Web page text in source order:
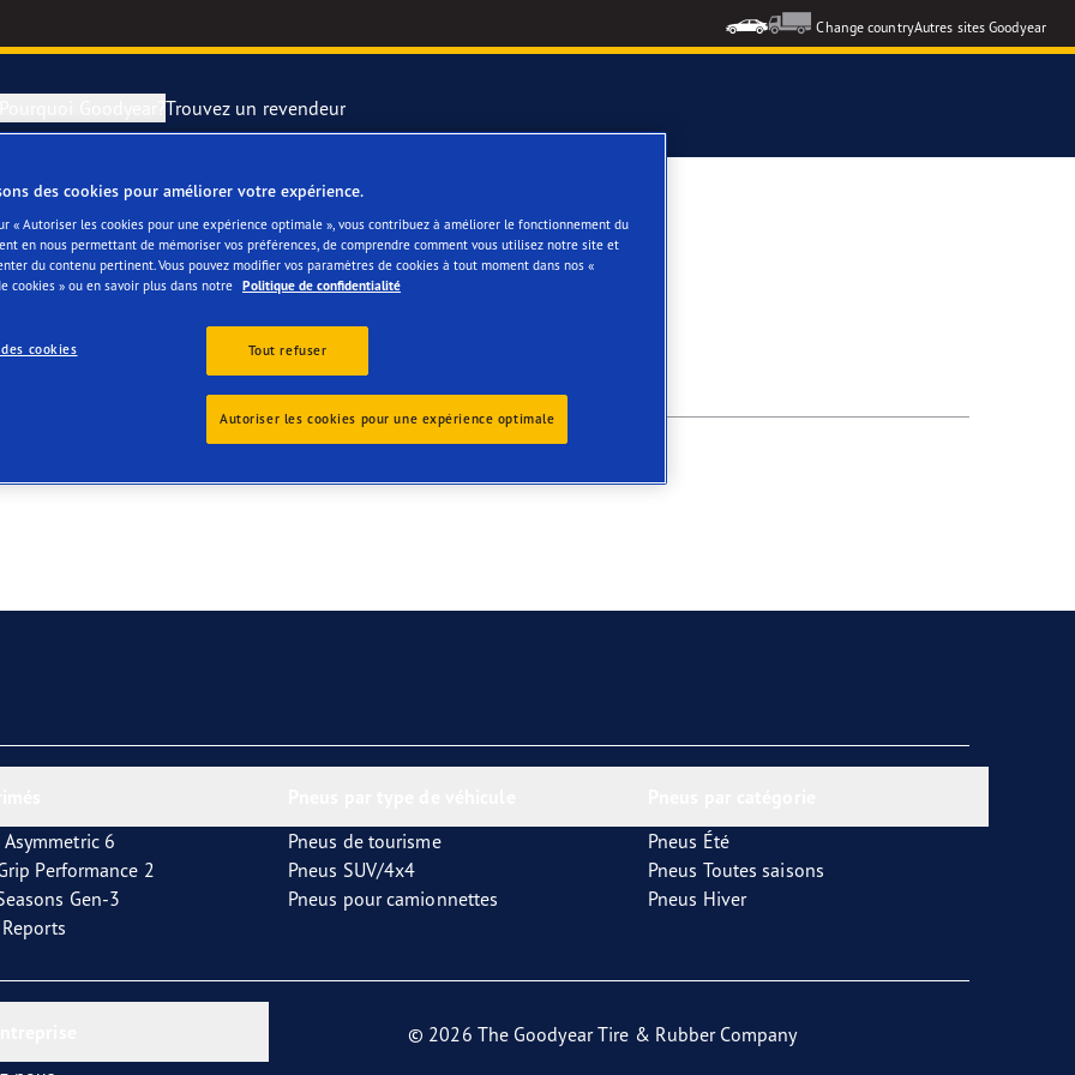
Change countryAutres sites Goodyear
Pourquoi Goodyear?
F1 SuperSport
Performance 2
4Seasons GEN-3
Trouvez un revendeur
Asymmetric 6
Performance 2
Gen-3
Pneus de tourisme
Pneus SUV/4x4
Pneus pour camionnettes
Pneus Été
Pneus Toutes saisons
Pneus Hiver
© 2026 The Goodyear Tire & Rubber Company
des cookies pour améliorer votre expérience.
« Autoriser les cookies pour une expérience optimale », vous contribuez à améliorer le fonctionnement du
en nous permettant de mémoriser vos préférences, de comprendre comment vous utilisez notre site et
du contenu pertinent. Vous pouvez modifier vos paramètres de cookies à tout moment dans nos «
cookies » ou en savoir plus dans notre Politique de confidentialité
cookies Tout refuser
Autoriser les cookies pour une expérience optimale